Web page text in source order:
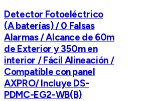
Detector Fotoeléctrico
(A baterías) / 0 Falsas
Alarmas / Alcance de 60m
de Exterior y 350m en
interior / Fácil Alineación /
Compatible con panel
AXPRO/ Incluye DS-
PDMC-EG2-WB(B)